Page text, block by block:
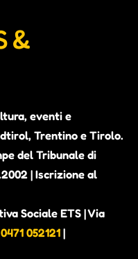
&
eventi e
Trentino e Tirolo.
del Tribunale di
| Iscrizione al
Sociale ETS | Via
0471 052121 |